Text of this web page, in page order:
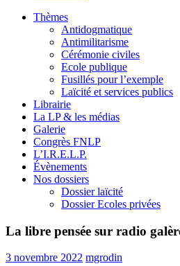
Thèmes
Antidogmatique
Antimilitarisme
Cérémonie civiles
Ecole publique
Fusillés pour l’exemple
Laïcité et services publics
Librairie
La LP & les médias
Galerie
Congrès FNLP
L’I.R.E.L.P.
Évènements
Nos dossiers
Dossier laïcité
Dossier Ecoles privées
La libre pensée sur radio
3 novembre 2022 mgrodin